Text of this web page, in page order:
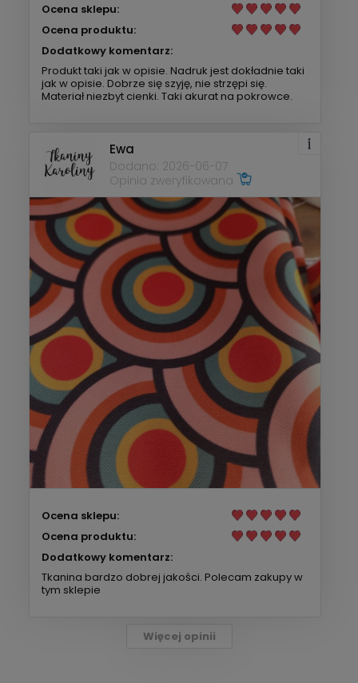
Ocena sklepu:
Ocena produktu:
Dodatkowy komentarz:
Produkt taki jak w opisie. Nadruk jest dokładnie taki
jak w opisie. Dobrze się szyję, nie strzępi się.
Materiał niezbyt cienki. Taki akurat na pokrowce.
Ewa
Dodano: 2026-06-07
Opinia zweryfikowana
Ocena sklepu:
Ocena produktu:
Dodatkowy komentarz:
Tkanina bardzo dobrej jakości. Polecam zakupy w
tym sklepie
Więcej opinii